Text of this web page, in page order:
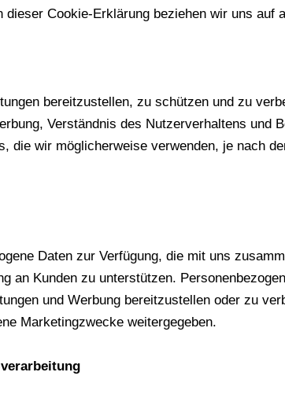
Cookie-Erklärung beziehen wir uns auf
bereitzustellen, zu schützen und zu
Verständnis des Nutzerverhaltens und
die wir möglicherweise verwenden, je nach
Daten zur Verfügung, die mit uns
an Kunden zu unterstützen.
und Werbung bereitzustellen oder zu
Marketingzwecke weitergegeben.